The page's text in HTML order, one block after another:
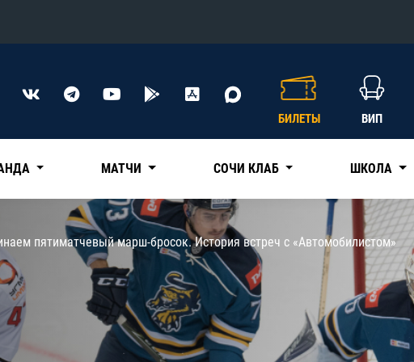
Конференция «Восток»
Нефтехимик
Трактор
Дивизион Чернышева
Авангард
КХЛ
БИЛЕТЫ ВИП
МАТЧИ СОЧИ КЛАБ ШКОЛА
пятиматчевый марш-бросок. История встреч с «Автомобилистом»